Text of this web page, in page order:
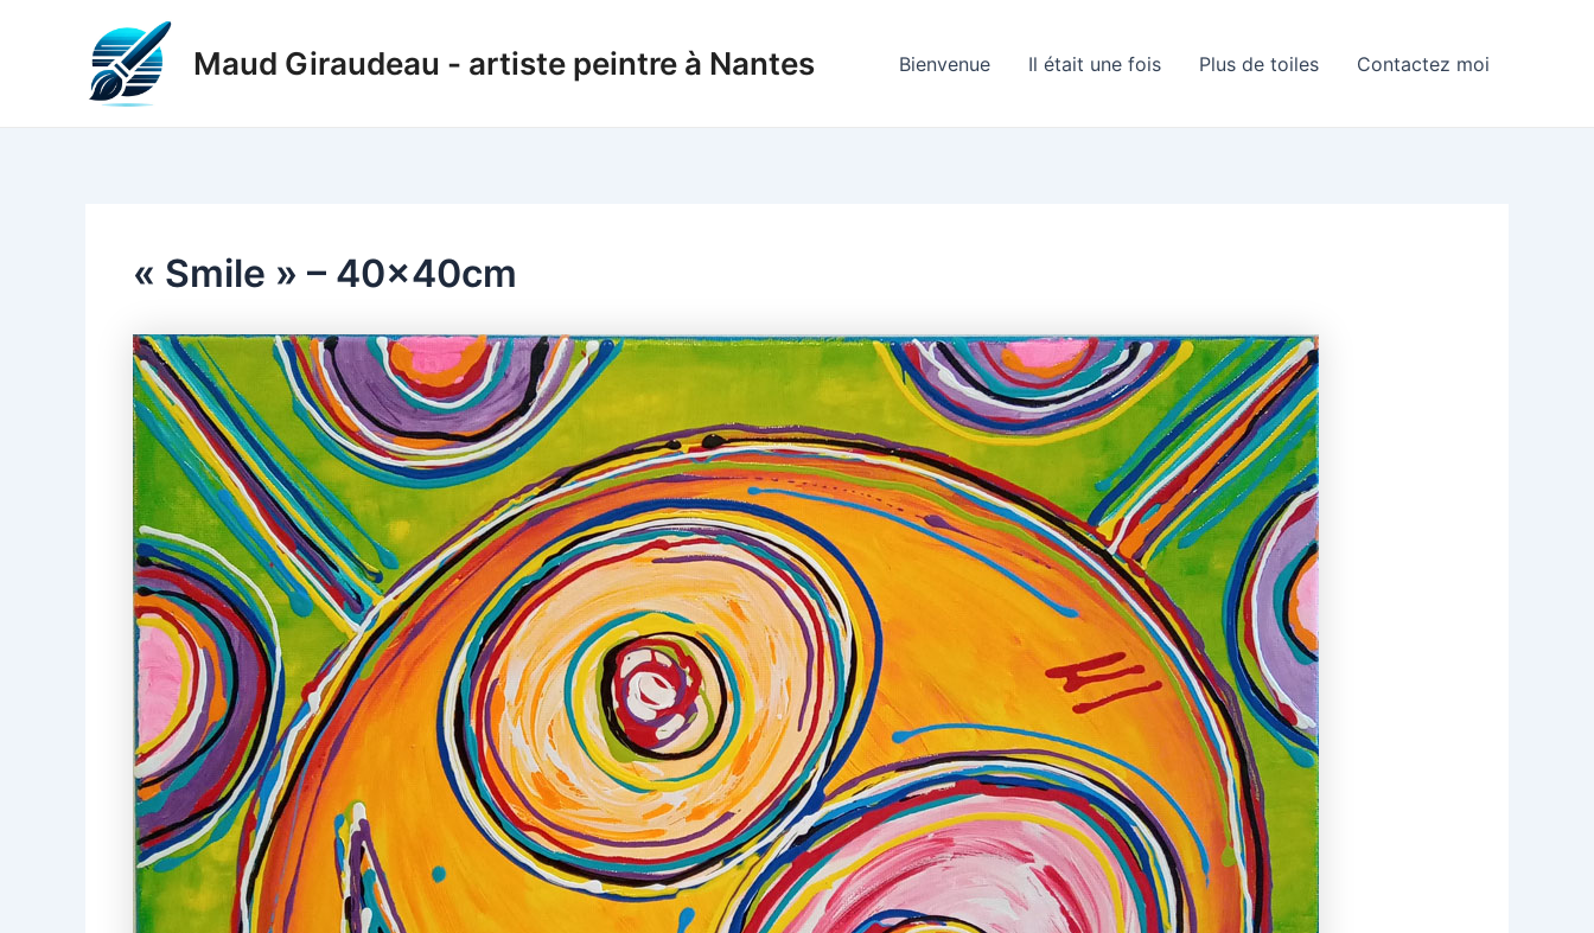
Maud Giraudeau - artiste peintre à Nantes Bienvenue Il était une fois Plus de toiles Contactez moi
« Smile » – 40x40cm